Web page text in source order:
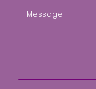
Message